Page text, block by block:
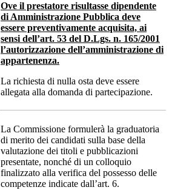
Ove il prestatore risultasse dipendente
di Amministrazione Pubblica deve
essere preventivamente acquisita, ai
sensi dell’art. 53 del D.Lgs. n. 165/2001
l’autorizzazione dell’amministrazione di
appartenenza.
La richiesta di nulla osta deve essere
allegata alla domanda di partecipazione.
La Commissione formulerà la graduatoria
di merito dei candidati sulla base della
valutazione dei titoli e pubblicazioni
presentate, nonché di un colloquio
finalizzato alla verifica del possesso delle
competenze indicate dall’art. 6.